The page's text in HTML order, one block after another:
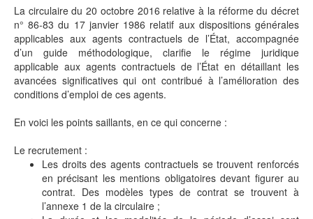
La circulaire du 20 octobre 2016 relative à la réforme du décret
n° 86-83 du 17 janvier 1986 relatif aux dispositions générales
applicables aux agents contractuels de l’État, accompagnée
d’un guide méthodologique, clarifie le régime juridique
applicable aux agents contractuels de l’État en détaillant les
avancées significatives qui ont contribué à l’amélioration des
conditions d’emploi de ces agents.
En voici les points saillants, en ce qui concerne :
Le recrutement :
Les droits des agents contractuels se trouvent renforcés
en précisant les mentions obligatoires devant figurer au
contrat. Des modèles types de contrat se trouvent à
l’annexe 1 de la circulaire ;